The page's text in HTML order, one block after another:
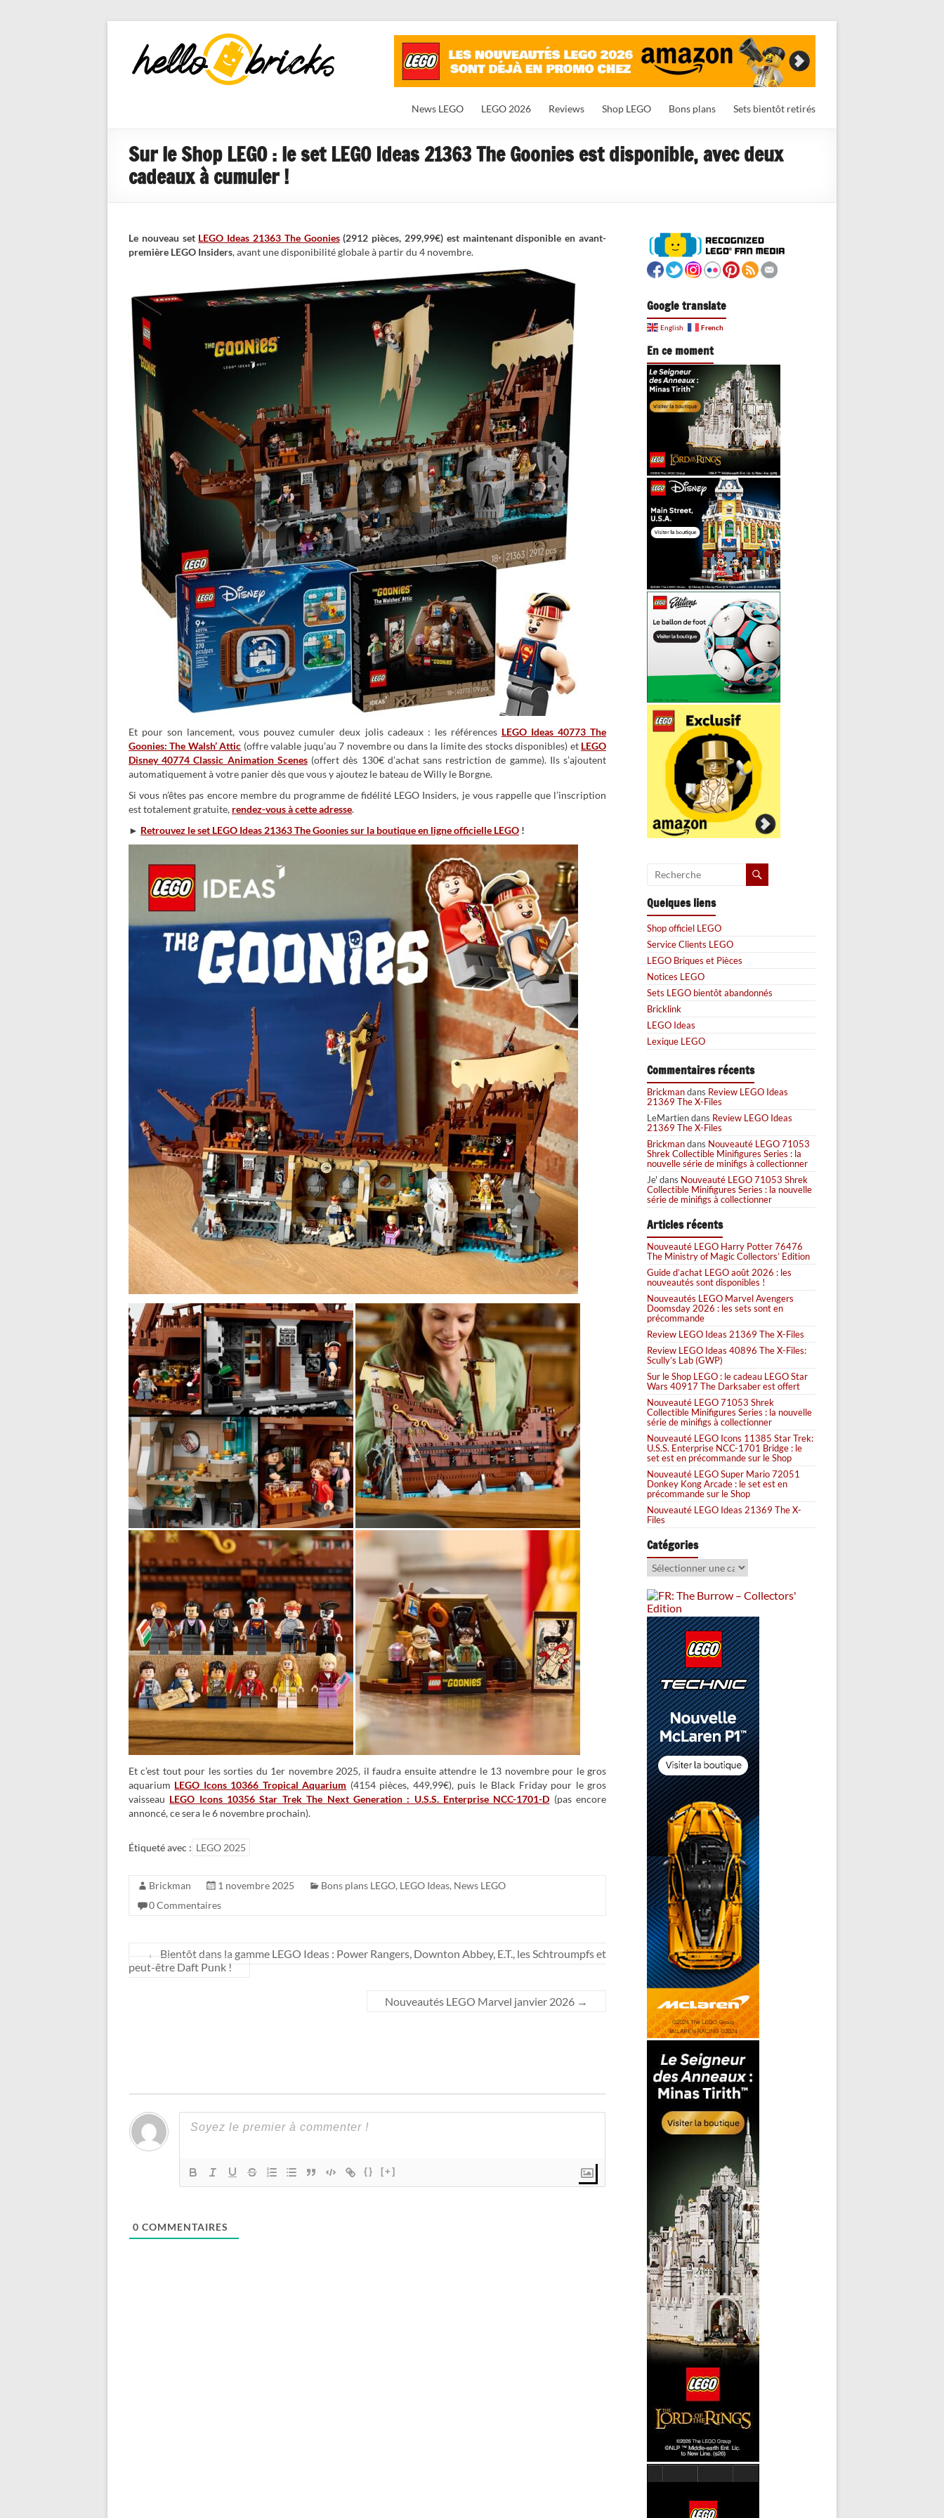
HelloBricks
Blog LEGO,
nouveaut�s
News LEGO LEGO 2026 Reviews Shop LEGO Bons plans Sets bientôt retirés
Sur le Shop LEGO : le set LEGO Ideas 21363 The Goonies est disponible, avec deux
cadeaux à cumuler !
Le nouveau set LEGO Ideas 21363 The Goonies(2912 pièces, 299,99€) est maintenant disponible en avant-
première LEGO Insiders, avant une disponibilité globale à partir du 4 novembre.
Et pour son lancement, vous pouvez cumuler deux jolis cadeaux : les références LEGO Ideas 40773 The
Goonies: The Walsh’ Attic (offre valable juqu’au 7 novembre ou dans la limite des stocks disponibles) et LEGO
Disney 40774 Classic Animation Scenes(offert dès 130€ d’achat sans restriction de gamme). Ils s’ajoutent
automatiquement à votre panier dès que vous y ajoutez le bateau de Willy le Borgne.
Si vous n’êtes pas encore membre du programme de fidélité LEGO Insiders, je vous rappelle que l’inscription
est totalement gratuite, rendez-vous à cette adresse.
► Retrouvez le set LEGO Ideas 21363 The Goonies sur la boutique en ligne officielle LEGO !
Et c’est tout pour les sorties du 1er novembre 2025, il faudra ensuite attendre le 13 novembre pour le gros
aquarium LEGO Icons 10366 Tropical Aquarium (4154 pièces, 449,99€), puis le Black Friday pour le gros
vaisseau LEGO Icons 10356 Star Trek The Next Generation : U.S.S. Enterprise NCC-1701-D (pas encore
annoncé, ce sera le 6 novembre prochain).
Étiqueté avec : LEGO 2025
Brickman 1 novembre 2025 Bons plans LEGO, LEGO Ideas, News LEGO
0 Commentaires
←
Bientôt dans la gamme LEGO Ideas : Power Rangers, Downton Abbey, E.T., les Schtroumpfs et
peut-être Daft Punk !
Nouveautés LEGO Marvel janvier 2026 →
{} [+]
0 COMMENTAIRES
Google translate
English French
En ce moment
Quelques liens
Shop officiel LEGO
Service Clients LEGO
LEGO Briques et Pièces
Notices LEGO
Sets LEGO bientôt abandonnés
Bricklink
LEGO Ideas
Lexique LEGO
Commentaires récents
Brickmandans Review LEGO Ideas
21369 The X-Files
LeMartiendans Review LEGO Ideas
21369 The X-Files
Brickmandans Nouveauté LEGO 71053
Shrek Collectible Minifigures Series : la
nouvelle série de minifigs à collectionner
Je' dans Nouveauté LEGO 71053 Shrek
Collectible Minifigures Series : la nouvelle
série de minifigs à collectionner
Articles récents
Nouveauté LEGO Harry Potter 76476
The Ministry of Magic Collectors’ Edition
Guide d’achat LEGO août 2026 : les
nouveautés sont disponibles !
Nouveautés LEGO Marvel Avengers
Doomsday 2026 : les sets sont en
précommande
Review LEGO Ideas 21369 The X-Files
Review LEGO Ideas 40896 The X-Files:
Scully’s Lab (GWP)
Sur le Shop LEGO : le cadeau LEGO Star
Wars 40917 The Darksaber est offert
Nouveauté LEGO 71053 Shrek
Collectible Minifigures Series : la nouvelle
série de minifigs à collectionner
Nouveauté LEGO Icons 11385 Star Trek:
U.S.S. Enterprise NCC-1701 Bridge : le
set est en précommande sur le Shop
Nouveauté LEGO Super Mario 72051
Donkey Kong Arcade : le set est en
précommande sur le Shop
Nouveauté LEGO Ideas 21369 The X-
Files
Catégories
Catégories